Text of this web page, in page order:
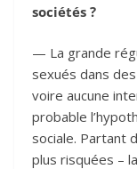
sociétés ?
— La grande
sexués dans
voire aucune
probable
sociale. Partant
plus risquées –